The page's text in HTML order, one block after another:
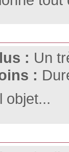
: Un
:
objet...